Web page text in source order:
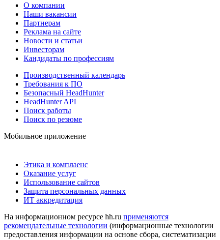
О компании
Наши вакансии
Партнерам
Реклама на сайте
Новости и статьи
Инвесторам
Кандидаты по профессиям
Производственный календарь
Требования к ПО
Безопасный HeadHunter
HeadHunter API
Поиск работы
Поиск по резюме
Мобильное приложение
Этика и комплаенс
Оказание услуг
Использование сайтов
Защита персональных данных
ИТ аккредитация
На информационном ресурсе hh.ru применяются
рекомендательные технологии (информационные технологии
предоставления информации на основе сбора, систематизации